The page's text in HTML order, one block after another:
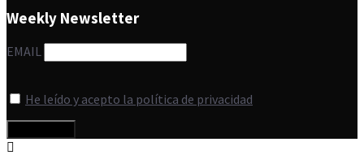
Weekly Newsletter
EMAIL
He leído y acepto la política de privacidad